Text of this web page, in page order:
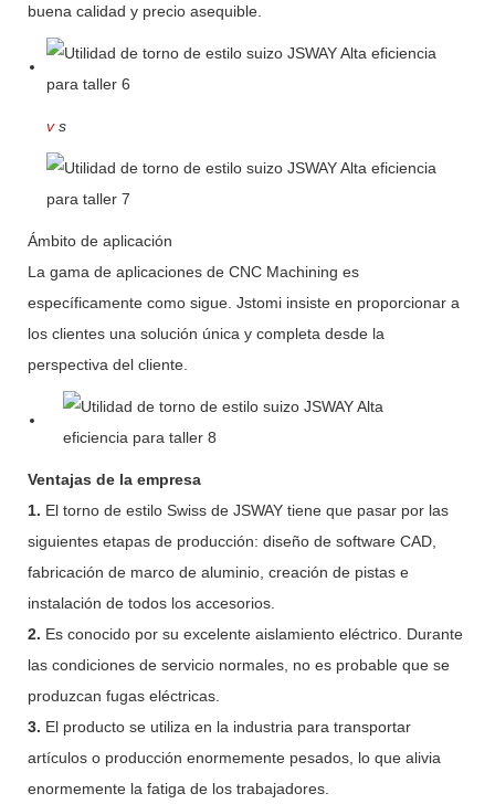
buena calidad y precio asequible.
vs
Ámbito de aplicación
La gama de aplicaciones de CNC Machining es
específicamente como sigue. Jstomi insiste en proporcionar a
los clientes una solución única y completa desde la
perspectiva del cliente.
Ventajas de la empresa
1. El torno de estilo Swiss de JSWAY tiene que pasar por las
siguientes etapas de producción: diseño de software CAD,
fabricación de marco de aluminio, creación de pistas e
instalación de todos los accesorios.
2. Es conocido por su excelente aislamiento eléctrico. Durante
las condiciones de servicio normales, no es probable que se
produzcan fugas eléctricas.
3. El producto se utiliza en la industria para transportar
artículos o producción enormemente pesados, lo que alivia
enormemente la fatiga de los trabajadores.